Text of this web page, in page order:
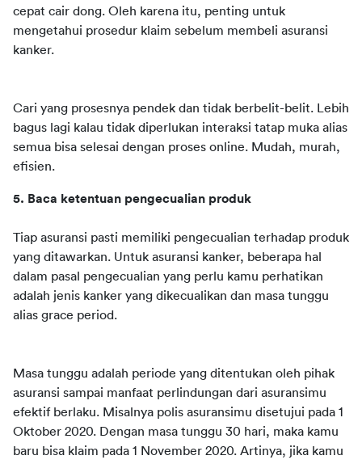
cepat cair dong. Oleh karena itu, penting untuk
mengetahui prosedur klaim sebelum membeli asuransi
kanker.
Cari yang prosesnya pendek dan tidak berbelit-belit. Lebih
bagus lagi kalau tidak diperlukan interaksi tatap muka alias
semua bisa selesai dengan proses online. Mudah, murah,
efisien.
5. Baca ketentuan pengecualian produk
Tiap asuransi pasti memiliki pengecualian terhadap produk
yang ditawarkan. Untuk asuransi kanker, beberapa hal
dalam pasal pengecualian yang perlu kamu perhatikan
adalah jenis kanker yang dikecualikan dan masa tunggu
alias grace period.
Masa tunggu adalah periode yang ditentukan oleh pihak
asuransi sampai manfaat perlindungan dari asuransimu
efektif berlaku. Misalnya polis asuransimu disetujui pada 1
Oktober 2020. Dengan masa tunggu 30 hari, maka kamu
baru bisa klaim pada 1 November 2020. Artinya, jika kamu